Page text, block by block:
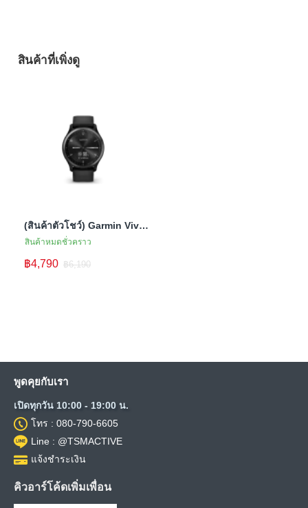
สินค้าที่เพิ่งดู
(สินค้าตัวโชว์) Garmin Vivomove Sport สมาร์ทวอทช์ไฮบริด ดีไซน์คลาสสิค
สินค้าหมดชั่วคราว
฿4,790 ฿6,190
พูดคุยกับเรา
เปิดทุกวัน 10:00 - 19:00 น.
โทร : 080-790-6605
Line : @TSMACTIVE
แจ้งชำระเงิน
คิวอาร์โค้ดเพิ่มเพื่อน